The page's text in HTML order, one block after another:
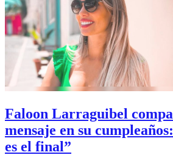
Faloon Larraguibel
mensaje en su
es el final”